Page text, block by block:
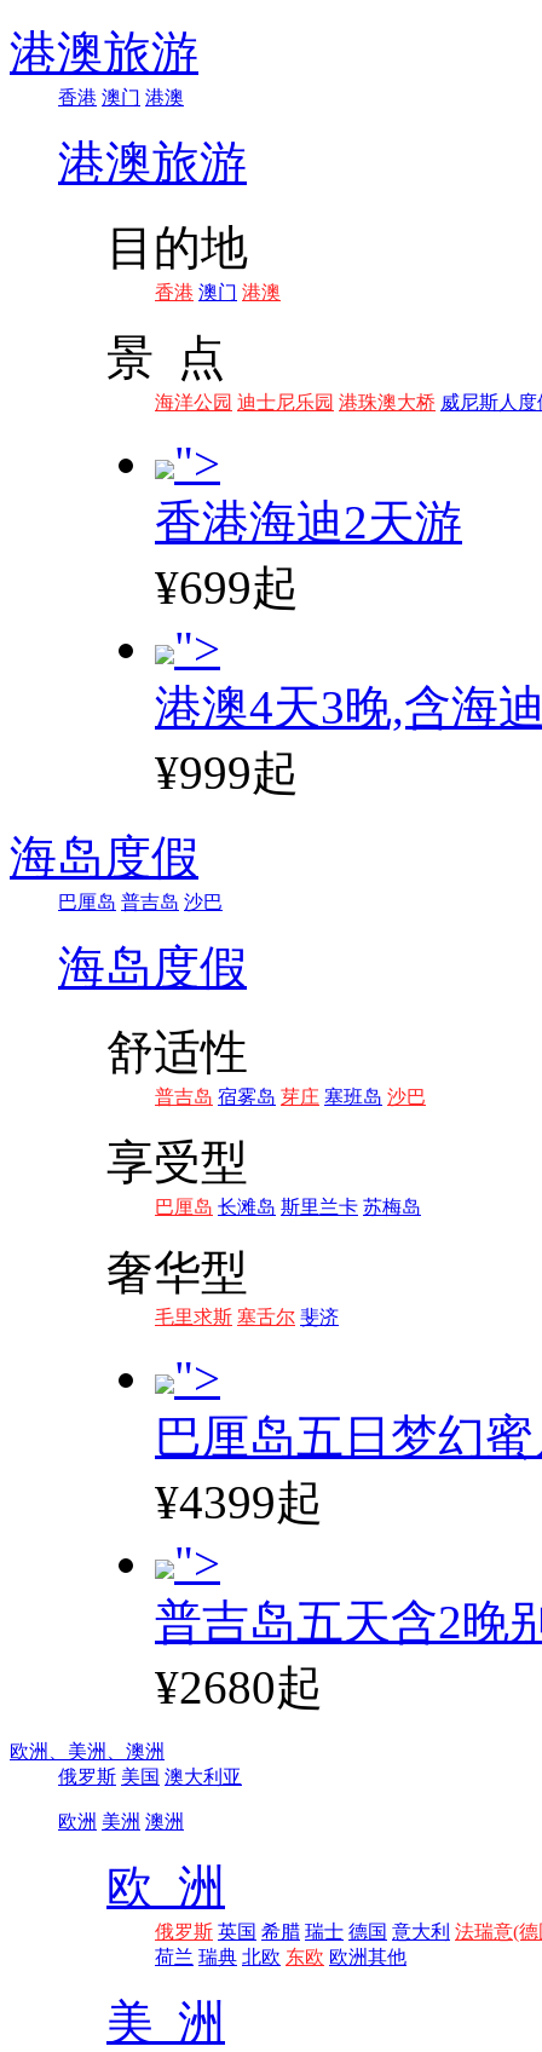
港澳旅游
香港 澳门 港澳
港澳旅游
目的地
香港 澳门 港澳
景 点
海洋公园 迪士尼乐园 港珠澳大桥 威尼斯人度
">
香港海迪2天游
¥699起
">
港澳4天3晚,含海
¥999起
海岛度假
巴厘岛 普吉岛 沙巴
海岛度假
舒适性
普吉岛 宿雾岛 芽庄 塞班岛 沙巴
享受型
巴厘岛 长滩岛 斯里兰卡 苏梅岛
奢华型
毛里求斯 塞舌尔 斐济
">
巴厘岛五日梦幻
¥4399起
">
普吉岛五天含2晚
¥2680起
欧洲、 美洲、 澳洲
俄罗斯 美国 澳大利亚
欧洲 美洲 澳洲
欧 洲
俄罗斯 英国 希腊 瑞士 德国 意大利 法瑞意(德
荷兰 瑞典 北欧 东欧 欧洲其他
美 洲